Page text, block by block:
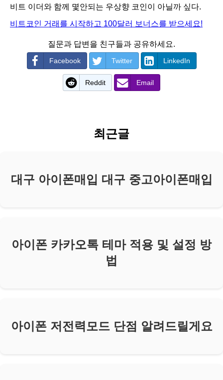
비트 이더와 함께 몇안되는 우상향 코인이 아닐까 싶다.
비트코인 거래를 시작하고 100달러 보너스를 받으세요!
질문과 답변을 친구들과 공유하세요.
Facebook Twitter LinkedIn
Reddit Email
최근글
대구 아이폰매입 대구 중고아이폰매입
아이폰 카카오톡 테마 적용 및 설정 방
법
아이폰 저전력모드 단점 알려드릴게요